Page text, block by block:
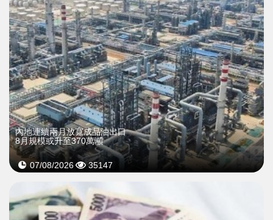
內地連續兩月放寬成品油出口
8月規模或升至370萬噸
07/08/2026 35147